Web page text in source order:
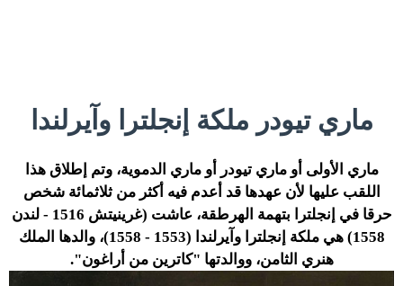
ماري تيودر ملكة إنجلترا وآيرلندا
ماري الأولى أو ماري تيودر أو ماري الدموية، وتم إطلاق هذا
اللقب عليها لأن عهدها قد أعدم فيه أكثر من ثلاثمائة شخص
حرقا في إنجلترا بتهمة الهرطقة، عاشت (غرينيتش 1516 - لندن
1558) هي ملكة إنجلترا وآيرلندا (1553 - 1558)، والدها الملك
هنري الثامن، ووالدتها "كاترين من أراغون".